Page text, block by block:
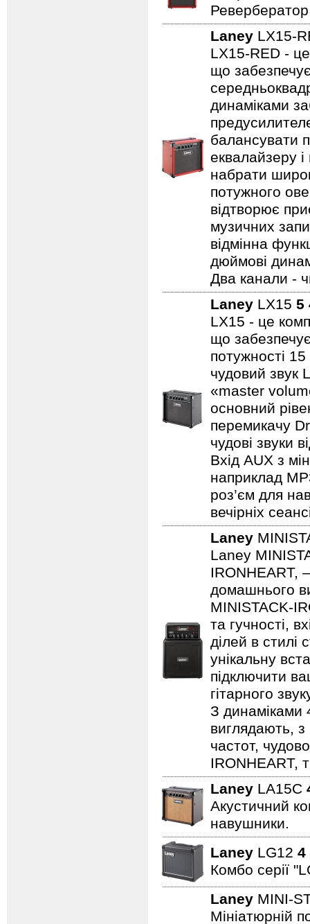
Laney LX15-
LX15-RED -
що
динаміками
балансувати
еквалайзеру
набрати
потужного
відтворює
музичних
відмінна
дюймові
Два канали -
Laney LX15 5
LX15 - це
що
потужності
чудовий звук
«master
основний
перемикачу
чудові звуки
Вхід AUX з
наприклад
роз’єм для
вечірніх
Laney
Laney
IRONHEART,
домашнього
MINISTACK-
та гучності,
ділей в стилі
унікальну
підключити
гітарного
З динаміками
виглядають, з
частот,
IRONHEART,
Laney LA15C
Акустичний
навушники.
Laney LG12 4
Комбо серії
Laney MINI-
Мініатюрній